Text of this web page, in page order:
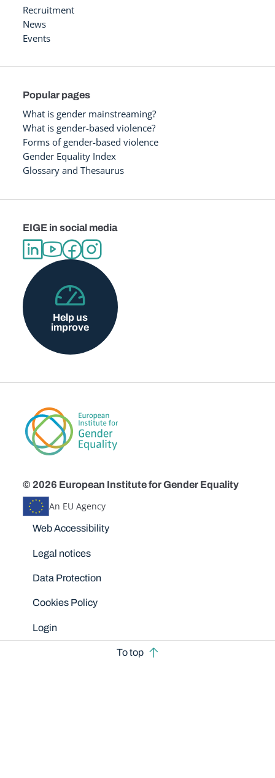
Recruitment
News
Events
Popular pages
What is gender mainstreaming?
What is gender-based violence?
Forms of gender-based violence
Gender Equality Index
Glossary and Thesaurus
EIGE in social media
Help us
improve
© 2026 European Institute for Gender Equality
An EU Agency
Disclaimers
Web Accessibility
Legal notices
Data Protection
Cookies Policy
Login
To top